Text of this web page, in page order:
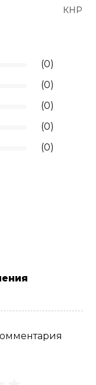
КНР
(0)
(0)
(0)
(0)
(0)